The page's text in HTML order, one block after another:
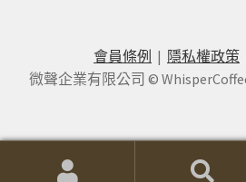
會員條例 | 隱私權政策
微聲企業有限公司 ©